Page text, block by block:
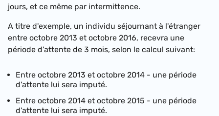
jours, et ce même par intermittence.
A titre d'exemple, un individu séjournant à l'étranger
entre octobre 2013 et octobre 2016, recevra une
période d'attente de 3 mois, selon le calcul suivant:
Entre octobre 2013 et octobre 2014 - une période
d'attente lui sera imputé.
Entre octobre 2014 et octobre 2015 - une période
d'attente lui sera imputé.